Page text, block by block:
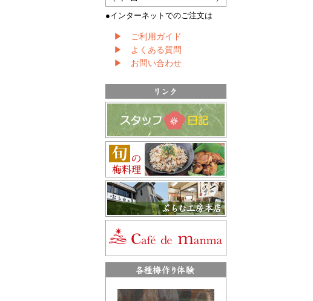
●インターネットでのご注文は
▶ ご利用ガイド
▶ よくある質問
▶ お問い合わせ